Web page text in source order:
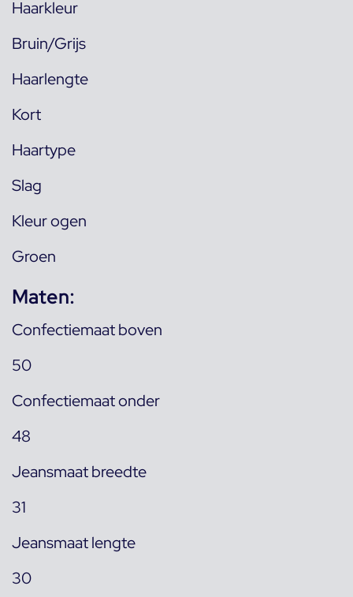
Haarkleur
Bruin/Grijs
Haarlengte
Kort
Haartype
Slag
Kleur ogen
Groen
Maten:
Confectiemaat boven
50
Confectiemaat onder
48
Jeansmaat breedte
31
Jeansmaat lengte
30